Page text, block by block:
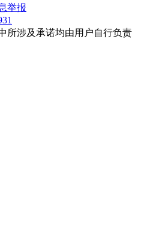
举报
所涉及承诺均由用户自行负责